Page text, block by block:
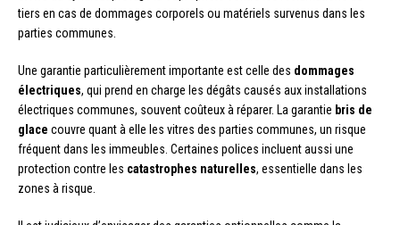
tiers en cas de dommages corporels ou matériels survenus dans les
parties communes.
Une garantie particulièrement importante est celle des dommages
électriques, qui prend en charge les dégâts causés aux installations
électriques communes, souvent coûteux à réparer. La garantie bris de
glace couvre quant à elle les vitres des parties communes, un risque
fréquent dans les immeubles. Certaines polices incluent aussi une
protection contre les catastrophes naturelles, essentielle dans les
zones à risque.